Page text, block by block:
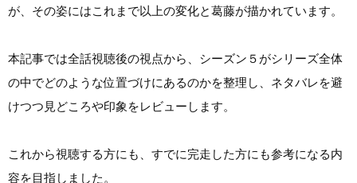
が、その姿にはこれまで以上の変化と葛藤が描かれています。
本記事では全話視聴後の視点から、シーズン５がシリーズ全体
の中でどのような位置づけにあるのかを整理し、ネタバレを避
けつつ見どころや印象をレビューします。
これから視聴する方にも、すでに完走した方にも参考になる内
容を目指しました。